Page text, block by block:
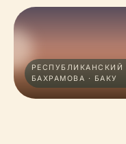
БАХРАМОВА · БАКУ